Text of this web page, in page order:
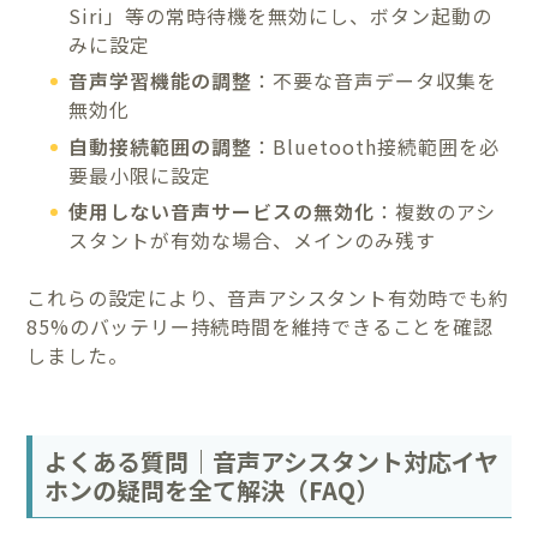
Siri」等の常時待機を無効にし、ボタン起動の
みに設定
音声学習機能の調整 ：不要な音声データ収集を
無効化
自動接続範囲の調整 ：Bluetooth接続範囲を必
要最小限に設定
使用しない音声サービスの無効化 ：複数のアシ
スタントが有効な場合、メインのみ残す
これらの設定により、音声アシスタント有効時でも約
85%のバッテリー持続時間を維持できることを確認
しました。
よくある質問｜音声アシスタント対応イヤ
ホンの疑問を全て解決（FAQ）